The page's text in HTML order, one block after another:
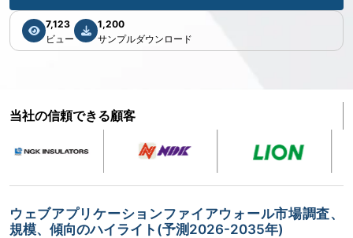
7,123
ビュー
1,200
サンプルダウンロード
当社の信頼できる顧客
ウェブアプリケーションファイアウォール市場調査、
規模、傾向のハイライト(予測2026-2035年)